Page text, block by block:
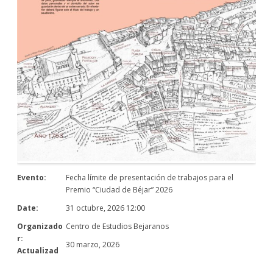
Evento:
Fecha límite de presentación de trabajos para el
Premio “Ciudad de Béjar” 2026
Date:
31 octubre, 2026 12:00
Organizado
r:
Centro de Estudios Bejaranos
Actualizad
30 marzo, 2026